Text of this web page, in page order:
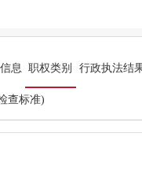
息 职权类别 行政执法结
查标准)